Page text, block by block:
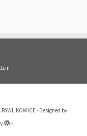
· Designed by
·